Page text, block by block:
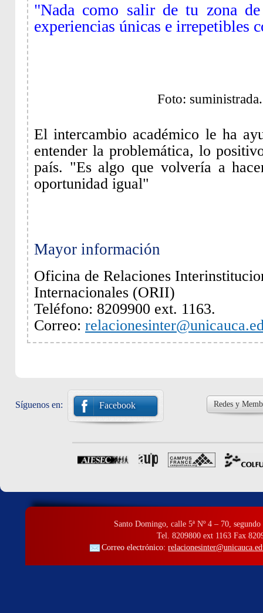
"Nada como salir de tu zona
experiencias únicas e irrepetibles
Foto: suministrada.
El intercambio académico le ha
entender la problemática, lo
país. "Es algo que volvería a
oportunidad igual"
Mayor información
Oficina de Relaciones
Internacionales (ORII)
Teléfono: 8209900 ext. 1163.
Correo:
Síguenos en: Facebook Redes y
Santo Domingo, calle 5ª Nº 4 – 70, segundo
Tel. 8209800 ext 1163 Fax
Correo electrónico: